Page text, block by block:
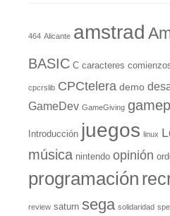
464 Alicante amstrad
BASIC C caracteres
cpcrslib CPCtelera demo
GameDev GameGiving
Introducción juegos linux
música nintendo opinión
programación
review saturn sega solidaridad